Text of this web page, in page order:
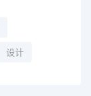
设计